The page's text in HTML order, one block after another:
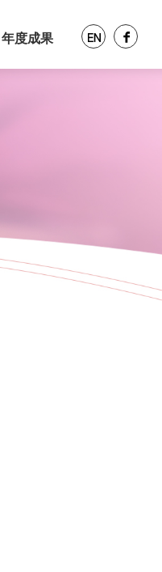
年度成果